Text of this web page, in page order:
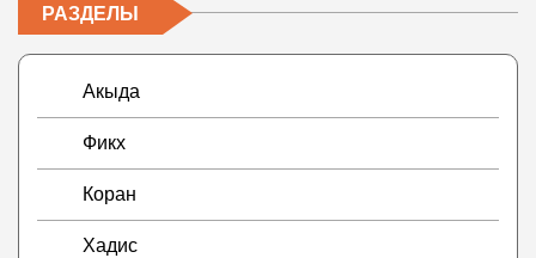
РАЗДЕЛЫ
Акыда
Фикх
Коран
Хадис